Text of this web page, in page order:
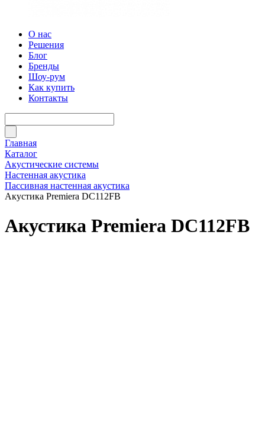
О нас
Решения
Блог
Бренды
Шоу-рум
Как купить
Контакты
Главная
Каталог
Акустические системы
Настенная акустика
Пассивная настенная акустика
Акустика Premiera DC112FB
Акустика Premiera DC112FB